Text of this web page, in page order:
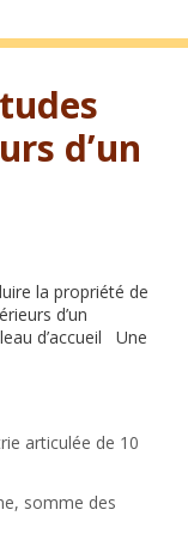
d’un
la propriété de
d’un
d’accueil Une
articulée de 10
, somme des